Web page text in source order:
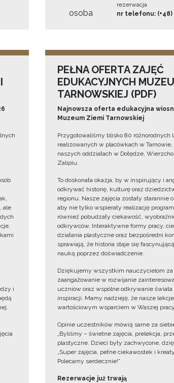
osoba
rezerwacja
nr telefonu: (+48)
ale
i
PEŁNA OFERTA ZAJĘĆ
EDUKACYJNYCH
TARNOWSKIEJ (PDF)
Najnowsza oferta edukacyjna
Muzeum Ziemi Tarnowskiej
Przygotowaliśmy blisko 80 różnorodnych
realizowanych w placówkach w Tarnowie,
naszych oddziałach w Dołędze,
Zalipiu.
To doskonała okazja, by w inspirujący i
odkrywać historię, kulturę oraz
regionu. Nasze zajęcia zostały starannie
aby nie tylko wspierały realizację
również pobudzały ciekawość,
odkrywców. Interaktywne formy pracy,
działania plastyczne oraz bezpośredni
sprawiają, że historia staje się
nauką poprzez doświadczenie.
Dziękujemy wszystkim nauczycielom za
zaangażowanie w rozwijanie
uczniów oraz wspólne odkrywanie świata
inspiracji. Mamy nadzieję, że nasze
wartościowym wsparciem w Waszej
Opinie uczestników mówią same za
„Byliśmy – świetne zajęcia, prelekcja,
plastyczne. Dzieci były zachwycone,
„Super zajęcia, pełne ciekawostek i
Polecamy serdecznie!”
Rezerwacje już trwają